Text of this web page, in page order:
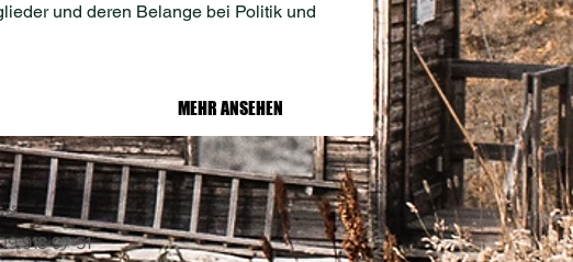
und deren Belange bei Politik und
MEHR ANSEHEN
>
97-51